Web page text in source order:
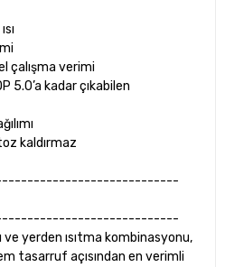
çalışma verimi
5.0’a kadar çıkabilen
kaldırmaz
ve yerden ısıtma kombinasyonu,
tasarruf açısından en verimli